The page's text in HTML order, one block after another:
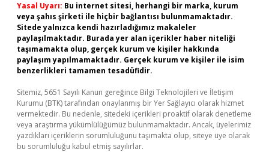
Yasal Uyarı: Bu internet sitesi, herhangi bir marka, kurum
veya şahıs şirketi ile hiçbir bağlantısı bulunmamaktadır.
Sitede yalnızca kendi hazırladığımız makaleler
paylaşılmaktadır. Burada yer alan içerikler haber niteliği
taşımamakta olup, gerçek kurum ve kişiler hakkında
paylaşım yapılmamaktadır. Gerçek kurum ve kişiler ile isim
benzerlikleri tamamen tesadüfidir.
Sitemiz, 5651 Sayılı Kanun gereğince Bilgi Teknolojileri ve İletişim
Kurumu (BTK) tarafından onaylanmış bir Yer Sağlayıcı olarak hizmet
vermektedir. Bu nedenle, sitedeki içerikleri proaktif olarak denetleme
veya araştırma yükümlülüğümüz bulunmamaktadır. Ancak, üyelerimiz
yazdıkları içeriklerin sorumluluğunu taşımakta olup, siteye üye olarak
bu sorumluluğu kabul etmiş sayılırlar.